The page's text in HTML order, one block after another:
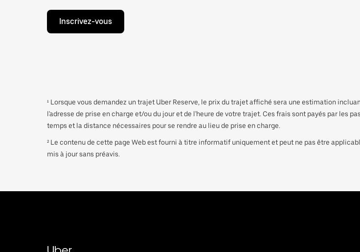
Inscrivez-vous
¹ Lorsque vous demandez un trajet Uber Reserve, le prix du trajet affiché sera une estimation
l'adresse de prise en charge et/ou du jour et de l'heure de votre trajet. Ces frais sont payés par les
temps et la distance nécessaires pour se rendre au lieu de prise en charge.
² Le contenu de cette page Web est fourni à titre informatif uniquement et peut ne pas être
mis à jour sans préavis.